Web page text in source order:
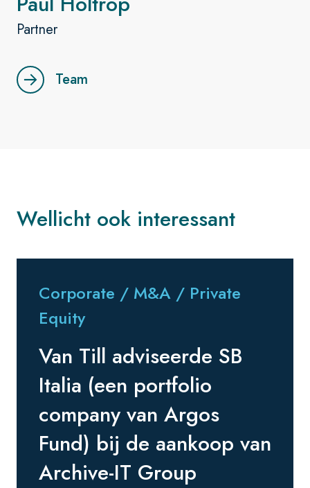
Partner
Team
Wellicht ook interessant
Corporate / M&A / Private
Equity
Van Till adviseerde SB
Italia (een portfolio
company van Argos
Fund) bij de aankoop van
Archive-IT Group